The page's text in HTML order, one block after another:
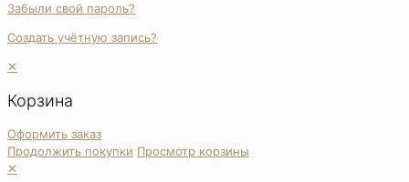
Забыли свой пароль?
Создать учётную запись?
✕
Корзина
Оформить заказ
Продолжить покупки Просмотр корзины
✕